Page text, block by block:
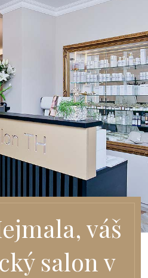
váš
salon v